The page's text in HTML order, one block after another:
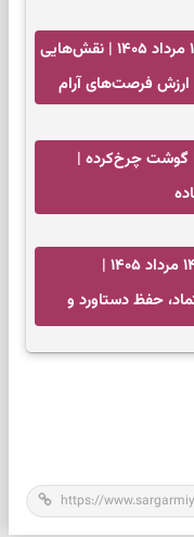
فال قهوه امروز چهارشنبه ۱۴ مرداد ۱۴۰۵ | نقش‌هایی
ارزش فرصت‌های آرام
گوشت چرخ‌کرده |
فال تاروت امروز چهارشنبه ۱۴ مرداد ۱۴۰۵ |
حفظ دستاورد و